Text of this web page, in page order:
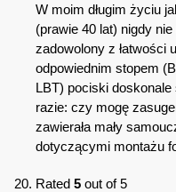
W moim długim życiu
(prawie 40 lat) nigdy
zadowolony z łatwości
odpowiednim stopem
LBT) pociski doskonale
razie: czy mogę
zawierała mały
dotyczącymi montażu
Rated 5 out of 5